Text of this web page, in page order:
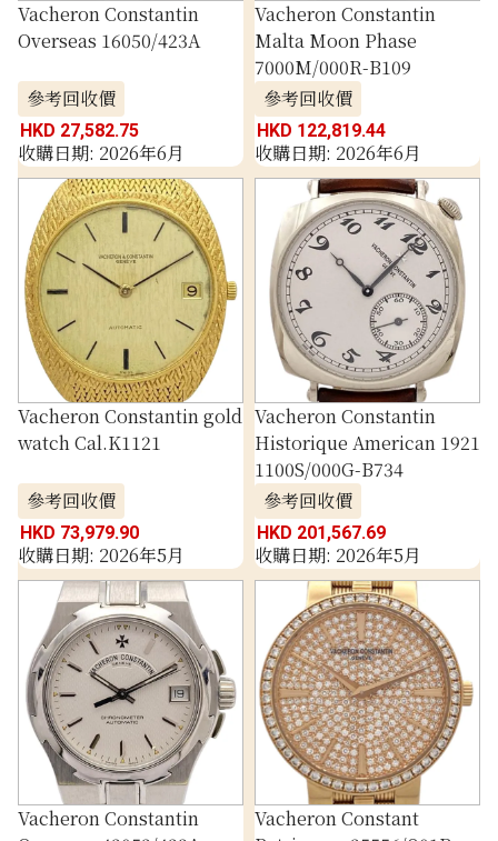
Vacheron Constantin
Overseas 16050/423A
參考回收價
HKD 27,582.75
收購日期: 2026年6月
Vacheron Constantin
Malta Moon Phase
7000M/000R-B109
參考回收價
HKD 122,819.44
收購日期: 2026年6月
Vacheron Constantin gold
watch Cal.K1121
參考回收價
HKD 73,979.90
收購日期: 2026年5月
Vacheron Constantin
Historique American 1921
1100S/000G-B734
參考回收價
HKD 201,567.69
收購日期: 2026年5月
Vacheron Constantin
Vacheron Constant